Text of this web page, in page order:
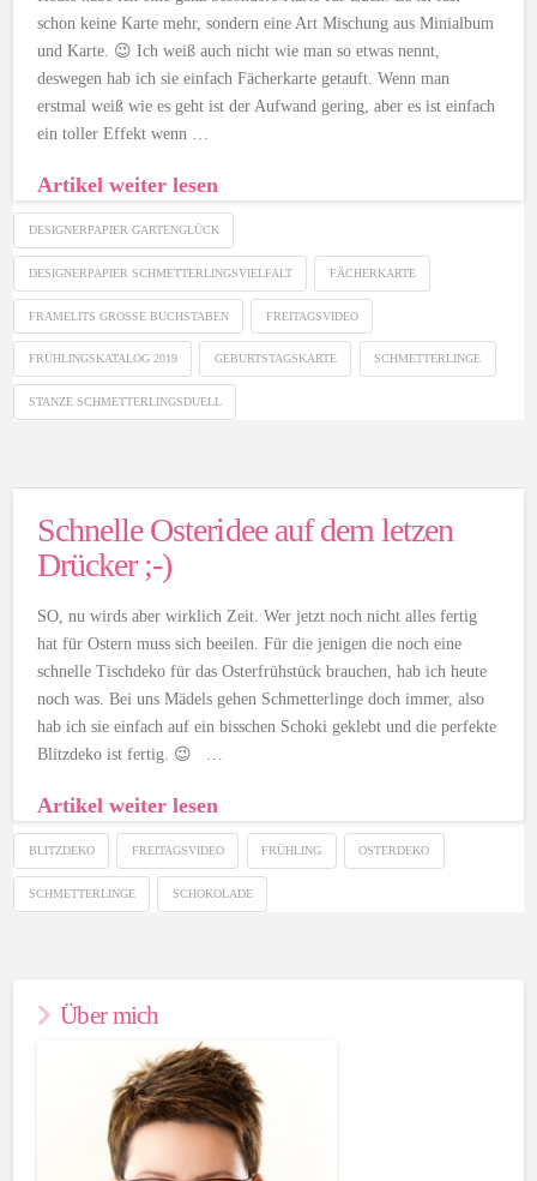
schon keine Karte mehr, sondern eine Art Mischung aus Minialbum
und Karte. 😉 Ich weiß auch nicht wie man so etwas nennt,
deswegen hab ich sie einfach Fächerkarte getauft. Wenn man
erstmal weiß wie es geht ist der Aufwand gering, aber es ist einfach
ein toller Effekt wenn …
Artikel weiter lesen
DESIGNERPAPIER GARTENGLÜCK
DESIGNERPAPIER SCHMETTERLINGSVIELFALT FÄCHERKARTE
FRAMELITS GROSSE BUCHSTABEN FREITAGSVIDEO
FRÜHLINGSKATALOG 2019 GEBURTSTAGSKARTE SCHMETTERLINGE
STANZE SCHMETTERLINGSDUELL
Schnelle Osteridee auf dem letzen
Drücker ;-)
SO, nu wirds aber wirklich Zeit. Wer jetzt noch nicht alles fertig
hat für Ostern muss sich beeilen. Für die jenigen die noch eine
schnelle Tischdeko für das Osterfrühstück brauchen, hab ich heute
noch was. Bei uns Mädels gehen Schmetterlinge doch immer, also
hab ich sie einfach auf ein bisschen Schoki geklebt und die perfekte
Blitzdeko ist fertig. 😉 …
Artikel weiter lesen
BLITZDEKO FREITAGSVIDEO FRÜHLING OSTERDEKO
SCHMETTERLINGE SCHOKOLADE
Über mich